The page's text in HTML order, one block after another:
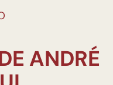
ANDRÉ